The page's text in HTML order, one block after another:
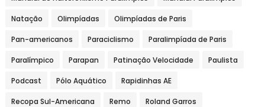
Natação Olimpíadas Olimpíadas de Paris
Pan-americanos Paraciclismo Paralimpíada de Paris
Paralímpico Parapan Patinação Velocidade Paulista
Podcast Pólo Aquático Rapidinhas AE
Recopa Sul-Americana Remo Roland Garros